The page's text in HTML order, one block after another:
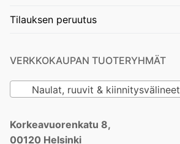
Tilauksen peruutus
VERKKOKAUPAN TUOTERYHMÄT
Naulat, ruuvit & kiinnitysvälineet
Korkeavuorenkatu 8,
00120 Helsinki